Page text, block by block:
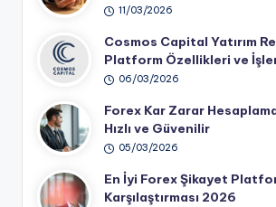
11/03/2026
Cosmos Capital Yatırım
Platform Özellikleri ve
06/03/2026
Forex Kar Zarar
Hızlı ve Güvenilir
05/03/2026
En İyi Forex Şikayet
Karşılaştırması 2026